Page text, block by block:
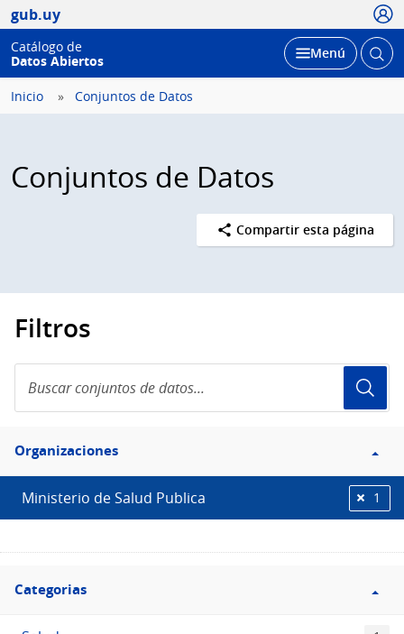
gub.uy
Catálogo de
Datos Abiertos
Desplegar
Menú Abrir
Inicio Conjuntos de Datos
Conjuntos de Datos
Compartir esta página
Filtros
conjuntos
de
Filtro
Organizaciones
Organizaciones
Ministerio de Salud Publica 1
Filtro
Categorias
Categorias